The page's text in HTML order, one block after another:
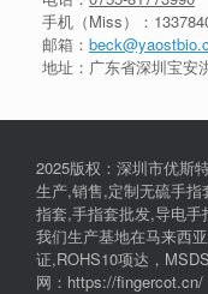
手机（Miss）：
邮箱：
地址：广东省深圳宝安
2025版权：深圳市优斯
生产,销售,定制无硫手
指套,手指套批发,导电
我们生产基地在马来西
证,ROHS10项达，
网：https://fingercot.cn/